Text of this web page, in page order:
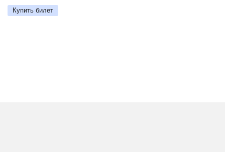
Купить билет